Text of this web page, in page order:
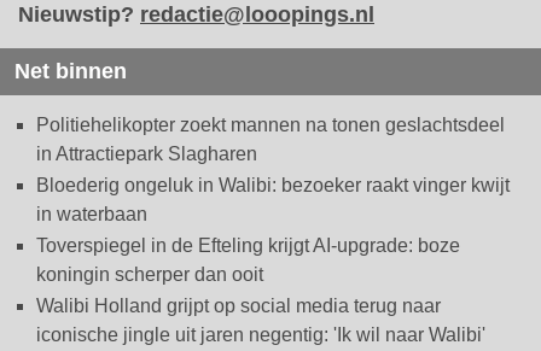
Nieuwstip? redactie@looopings.nl
Net binnen
Politiehelikopter zoekt mannen na tonen geslachtsdeel
in Attractiepark Slagharen
Bloederig ongeluk in Walibi: bezoeker raakt vinger kwijt
in waterbaan
Toverspiegel in de Efteling krijgt AI-upgrade: boze
koningin scherper dan ooit
Walibi Holland grijpt op social media terug naar
iconische jingle uit jaren negentig: 'Ik wil naar Walibi'